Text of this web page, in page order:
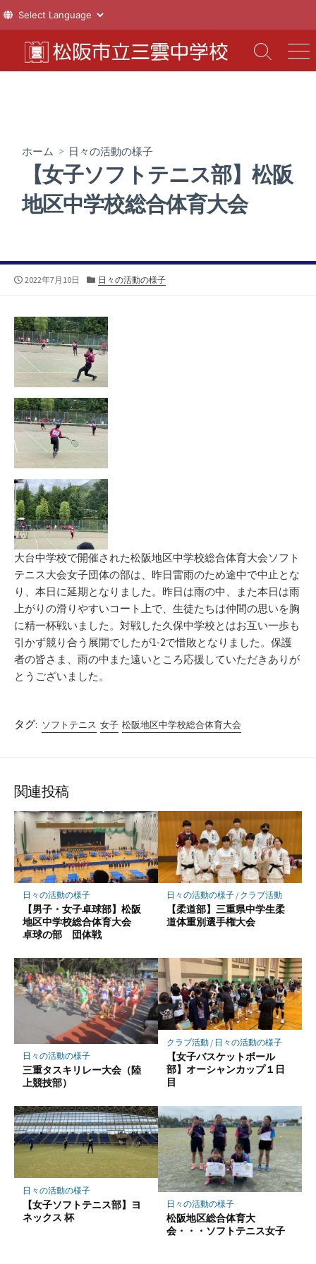
テ
検
索
メ
ニ
ホーム > 日々の活動の様子
【女子ソフトテニス部】松阪
地区中学校総合体育大会
公
2022年7月10日
カ
リ
ー
日々の活動の様子
大台中学校で開催された松阪地区中学校総合体育大会ソフト
テニス大会女子団体の部は、昨日雷雨のため途中で中止とな
り、本日に延期となりました。昨日は雨の中、また本日は雨
上がりの滑りやすいコート上で、生徒たちは仲間の思いを胸
に精一杯戦いました。対戦した久保中学校とはお互い一歩も
引かず競り合う展開でしたが1-2で惜敗となりました。保護
者の皆さま、雨の中また遠いところ応援していただきありが
とうございました。
タグ: ソフトテニス 女子 松阪地区中学校総合体育大会
関連投稿
日々の活動の様子
【男子・女子卓球部】松阪
地区中学校総合体育大会
卓球の部 団体戦
日々の活動の様子/ クラブ活動
【柔道部】三重県中学生柔
道体重別選手権大会
日々の活動の様子
三重タスキリレー大会（陸
上競技部）
クラブ活動/ 日々の活動の様子
【女子バスケットボール
部】オーシャンカップ１日
目
日々の活動の様子
【女子ソフトテニス部】ヨ
ネックス 杯
日々の活動の様子
松阪地区総合体育大
会・・・ソフトテニス女子